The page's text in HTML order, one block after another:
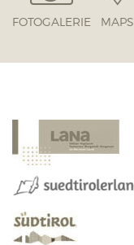
FOTOGALERIE MAPS